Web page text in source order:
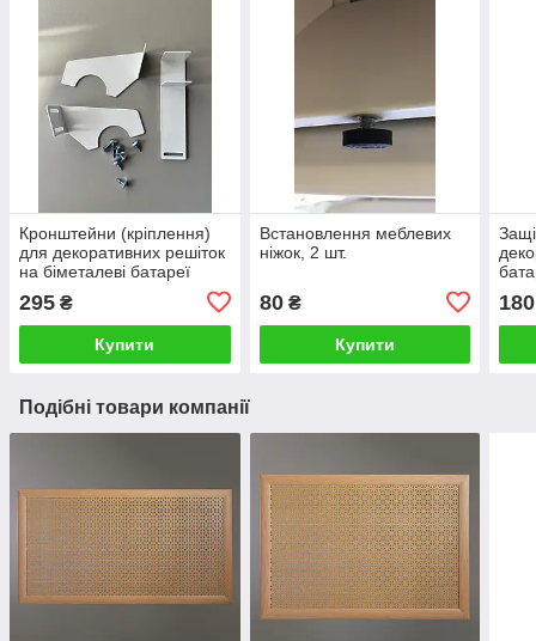
Кронштейни (кріплення)
для декоративних решіток
на біметалеві батареї
295 ₴
Купити
Встановлення меблевих
ніжок, 2 шт.
80₴
Купити
180
Подібні товари компанії